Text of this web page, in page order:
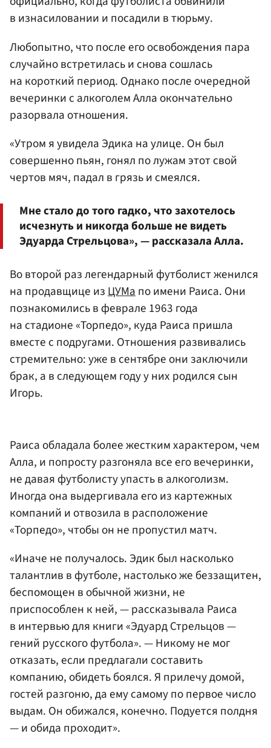
в изнасиловании и посадили в тюрьму.
Любопытно, что после его освобождения пара
случайно встретилась и снова сошлась
на короткий период. Однако после очередной
вечеринки с алкоголем Алла окончательно
разорвала отношения.
«Утром я увидела Эдика на улице. Он был
совершенно пьян, гонял по лужам этот свой
чертов мяч, падал в грязь и смеялся.
Мне стало до того гадко, что захотелось
исчезнуть и никогда больше не видеть
Эдуарда Стрельцова», — рассказала Алла.
Во второй раз легендарный футболист женился
на продавщице изЦУМапо имени Раиса. Они
познакомились в феврале 1963 года
на стадионе «Торпедо», куда Раиса пришла
вместе с подругами. Отношения развивались
стремительно: уже в сентябре они заключили
брак, а в следующем году у них родился сын
Игорь.
Раиса обладала более жестким характером, чем
Алла, и попросту разгоняла все его вечеринки,
не давая футболисту упасть в алкоголизм.
Иногда она выдергивала его из картежных
компаний и отвозила в расположение
«Торпедо», чтобы он не пропустил матч.
«Иначе не получалось. Эдик был насколько
талантлив в футболе, настолько же беззащитен,
беспомощен в обычной жизни, не
приспособлен к ней, — рассказывала Раиса
в интервью для книги «Эдуард Стрельцов —
гений русского футбола». — Никому не мог
отказать, если предлагали составить
компанию, обидеть боялся. Я прилечу домой,
гостей разгоню, да ему самому по первое число
выдам. Он обижался, конечно. Подуется полдня
— и обида проходит».